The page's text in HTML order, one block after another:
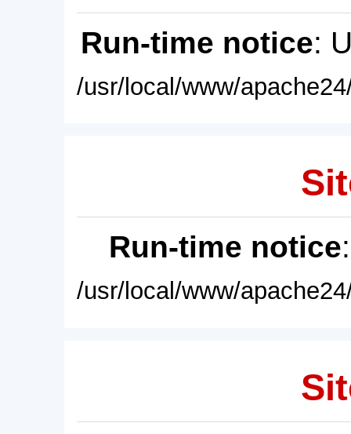
Run-time notice:
/usr/local/www/
Run-time notice
/usr/local/www/